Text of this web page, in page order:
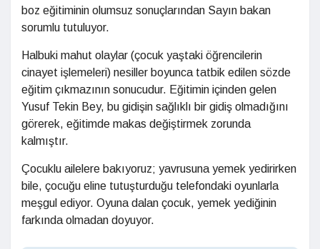
boz eğitiminin olumsuz sonuçlarından Sayın bakan
sorumlu tutuluyor.
Halbuki mahut olaylar (çocuk yaştaki öğrencilerin
cinayet işlemeleri) nesiller boyunca tatbik edilen sözde
eğitim çıkmazının sonucudur. Eğitimin içinden gelen
Yusuf Tekin Bey, bu gidişin sağlıklı bir gidiş olmadığını
görerek, eğitimde makas değiştirmek zorunda
kalmıştır.
Çocuklu ailelere bakıyoruz; yavrusuna yemek yedirirken
bile, çocuğu eline tutuşturduğu telefondaki oyunlarla
meşgul ediyor. Oyuna dalan çocuk, yemek yediğinin
farkında olmadan doyuyor.